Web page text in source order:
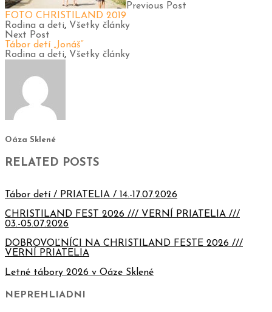
Previous Post
FOTO CHRISTILAND 2019
Rodina a deti, Všetky články
Next Post
Tábor detí „Jonáš“
Rodina a deti, Všetky články
Oáza Sklené
RELATED POSTS
Tábor detí / PRIATELIA / 14.-17.07.2026
CHRISTILAND FEST 2026 /// VERNÍ PRIATELIA ///
03.-05.07.2026
DOBROVOĽNÍCI NA CHRISTILAND FESTE 2026 ///
VERNÍ PRIATELIA
Letné tábory 2026 v Oáze Sklené
NEPREHLIADNI